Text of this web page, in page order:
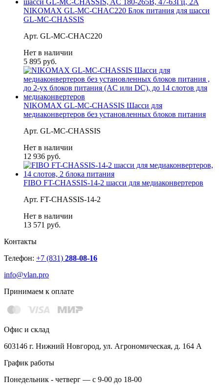
NIKOMAX GL-MC-CHAC220 Блок питания для шасси
GL-MC-CHASSIS
Арт. GL-MC-CHAC220
Нет в наличии
5 895 руб.
NIKOMAX GL-MC-CHASSIS Шасси для
медиаконвертеров без установленных блоков питания
Арт. GL-MC-CHASSIS
Нет в наличии
12 936 руб.
FIBO FT-CHASSIS-14-2 шасси для медиаконвертеров
Арт. FT-CHASSIS-14-2
Нет в наличии
13 571 руб.
Контакты
Телефон: +7 (831) 288-08-16
info@vlan.pro
Принимаем к оплате
Офис и склад
603146 г. Нижний Новгород, ул. Агрономическая, д. 164 А
График работы
Понедельник - четверг — с 9-00 до 18-00